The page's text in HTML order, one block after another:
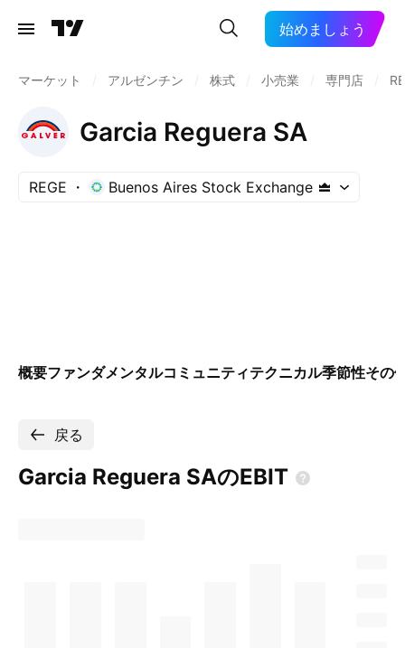
始めましょう
マーケット アルゼンチン 株式 小売業 専門店
Garcia Reguera SA
REGE Buenos Aires Stock Exchange
概要ファンダメンタルコミュニティテクニカル季節性その
戻る
Garcia Reguera SAのEBIT